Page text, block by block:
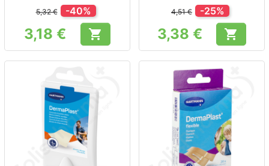
5,32 € -40%
Prix
3,18 € 
4,51 € -25%
Prix
3,38 € 